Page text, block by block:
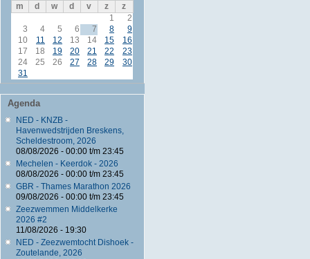
m d w d v z
z
1
2
3
4 5 6 7 8
9
10
11 12 13 14 15
16
17
18 19 20 21 22
23
24
25 26 27 28 29
30
31
Agenda
NED - KNZB -
Havenwedstrijden Breskens,
Scheldestroom, 2026
08/08/2026 - 00:00t/m 23:45
Mechelen - Keerdok - 2026
08/08/2026 - 00:00t/m 23:45
GBR - Thames Marathon 2026
09/08/2026 - 00:00t/m 23:45
Zeezwemmen Middelkerke
2026 #2
11/08/2026 - 19:30
NED - Zeezwemtocht Dishoek -
Zoutelande, 2026